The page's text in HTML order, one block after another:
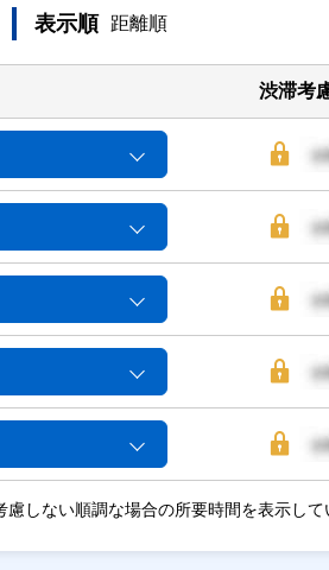
表示順 距離順
渋滞考
しない順調な場合の所要時間を表示して